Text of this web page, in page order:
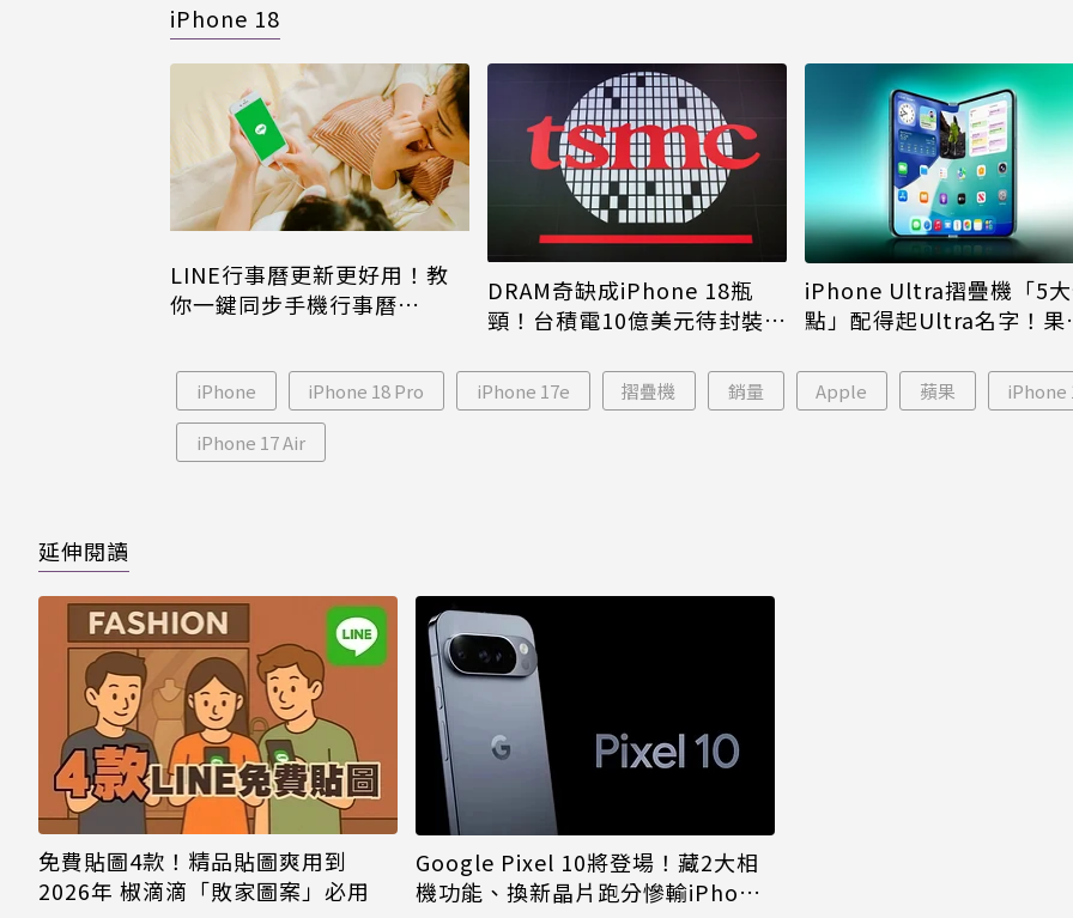
iPhone 18
LINE行事曆更新更好用！教
你一鍵同步手機行事曆
DRAM奇缺成iPhone 18瓶
頸！台積電10億美元待封裝晶
iPhone Ultra摺疊機「5
點」配得起Ultra名字！果
iPhone iPhone 18 Pro iPhone 17e 摺疊機 銷量 Apple 蘋果 iPhone
iPhone 17 Air
延伸閱讀
免費貼圖4款！精品貼圖爽用到
2026年 椒滴滴「敗家圖案」必用
Google Pixel 10將登場！藏2大相
機功能、換新晶片跑分慘輸iPhone